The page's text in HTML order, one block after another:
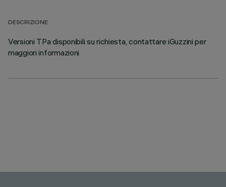
DESCRIZIONE
Versioni TPa disponibili su richiesta, contattare iGuzzini per
maggiori informazioni